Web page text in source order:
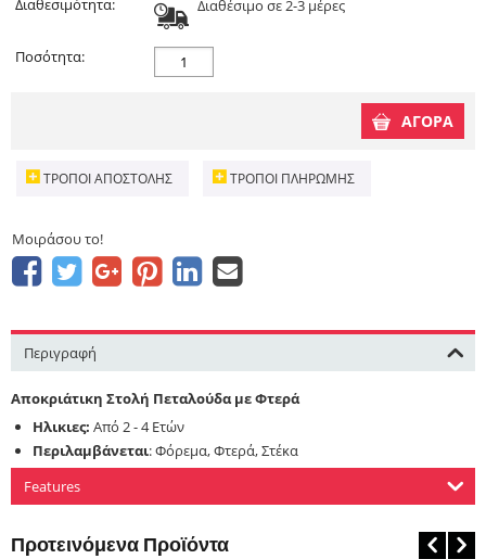
Διαθεσιμότητα:
Διαθέσιμο σε 2-3 μέρες
Ποσότητα:
ΑΓΟΡΑ
ΤΡΌΠΟΙ ΑΠΟΣΤΟΛΉΣ ΤΡΌΠΟΙ ΠΛΗΡΩΜΉΣ
Μοιράσου το!
Περιγραφή
Αποκριάτικη Στολή Πεταλούδα με Φτερά
Ηλικιες: Από 2 - 4 Ετών
Περιλαμβάνεται: Φόρεμα, Φτερά, Στέκα
Features
Προτεινόμενα Προϊόντα